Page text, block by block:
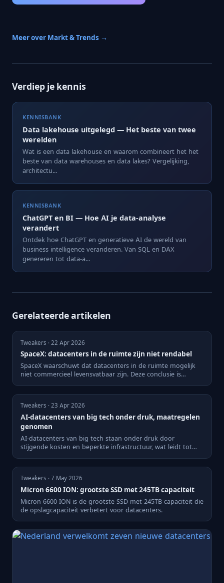
Meer over Markt & Trends →
Verdiep je kennis
KENNISBANK
Data lakehouse uitgelegd — Het beste van twee
werelden
Wat is een data lakehouse en waarom combineert het het
beste van data warehouses en data lakes? Vergelijking,
architectu...
KENNISBANK
ChatGPT en BI — Hoe AI je data-analyse
verandert
Ontdek hoe ChatGPT en generatieve AI de wereld van
business intelligence veranderen. Van SQL en DAX
genereren tot data-a...
Gerelateerde artikelen
Tweakers · 22 Apr 2026
SpaceX: datacenters in de ruimte zijn niet rendabel
SpaceX waarschuwt dat datacenters in de ruimte mogelijk
niet commercieel levensvatbaar zijn. Deze conclusie is
Tweakers · 23 Apr 2026
AI-datacenters van big tech onder druk, maatregelen
genomen
AI-datacenters van big tech staan onder druk door
stijgende kosten en beperkte infrastructuur, wat leidt tot
Tweakers · 7 May 2026
Micron 6600 ION: grootste SSD met 245TB capaciteit
Micron 6600 ION is de grootste SSD met 245TB capaciteit die
de opslagcapaciteit verbetert voor datacenters.